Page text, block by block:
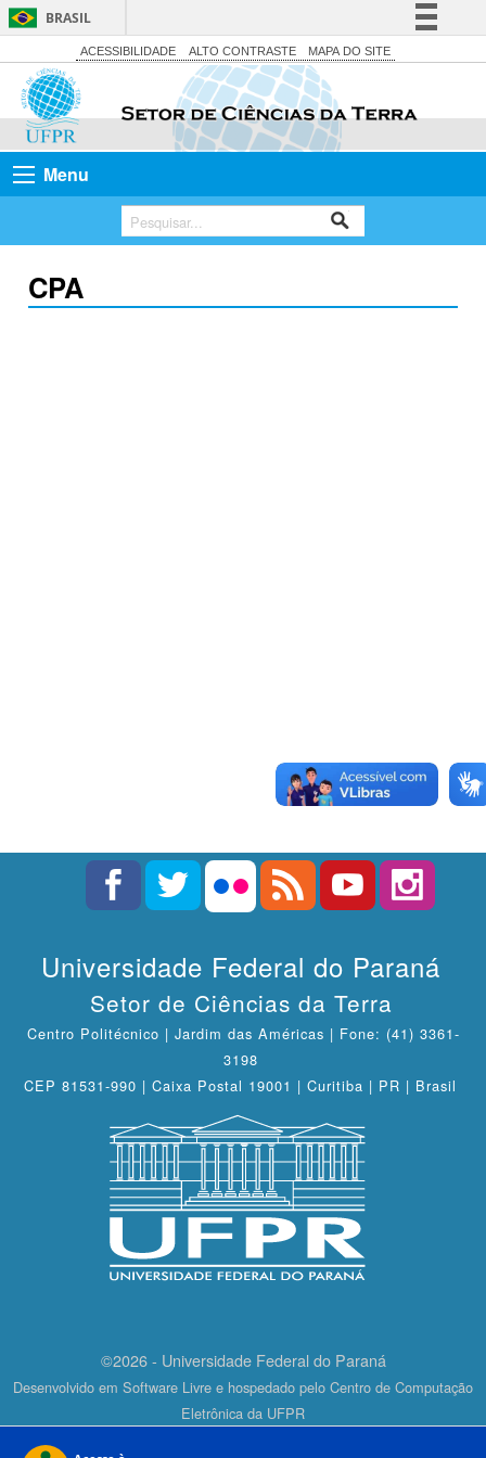
BRASIL
Simplifique!
Comunica BR
Participe
Acesso à informação
Canais
ACESSIBILIDADE ALTO CONTRASTE MAPA DO SITE
Menu
CPA
Universidade Federal do Paraná
Setor de Ciências da Terra
Centro Politécnico | Jardim das Américas | Fone: (41) 3361-
3198
CEP 81531-990 | Caixa Postal 19001 | Curitiba | PR | Brasil
©2026 - Universidade Federal do Paraná
Desenvolvido em Software Livre e hospedado pelo Centro de Computação
Eletrônica da UFPR